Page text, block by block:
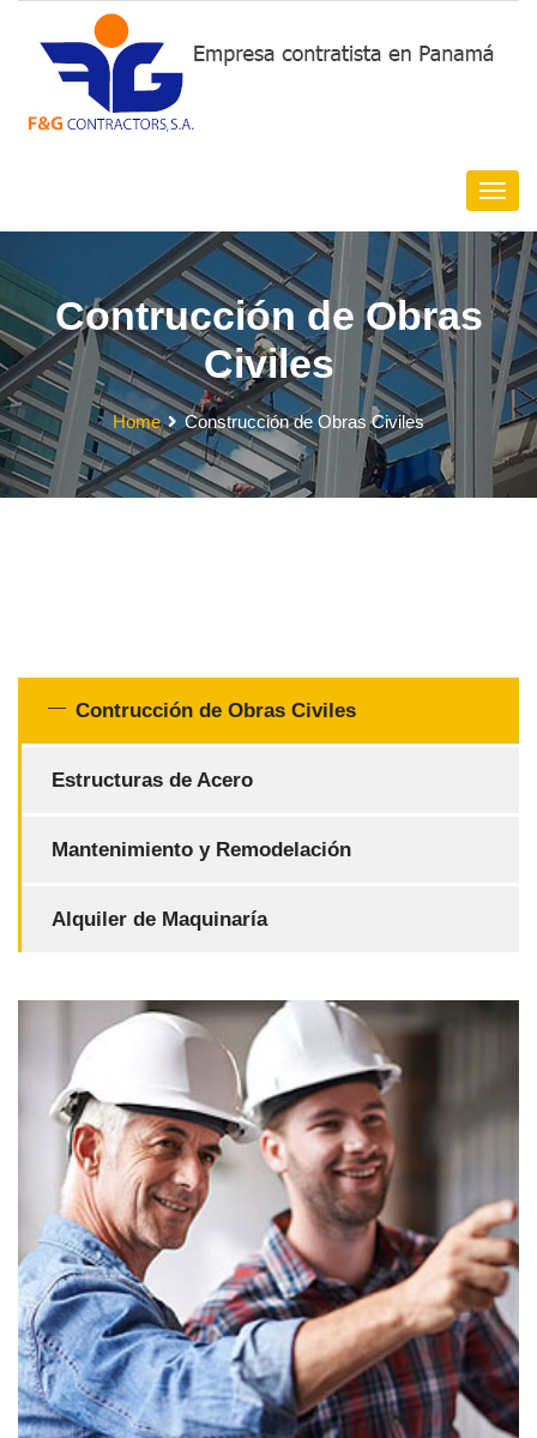
Contrucción de Obras
Civiles
Home Construcción de Obras Civiles
Contrucción de Obras Civiles
Estructuras de Acero
Mantenimiento y Remodelación
Alquiler de Maquinaría